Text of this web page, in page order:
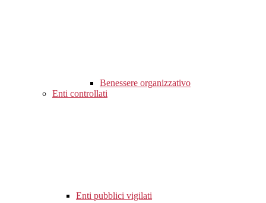
Benessere organizzativo
Enti controllati
Enti pubblici vigilati